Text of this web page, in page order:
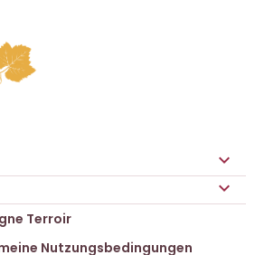


Terroir
Nutzungsbedingungen